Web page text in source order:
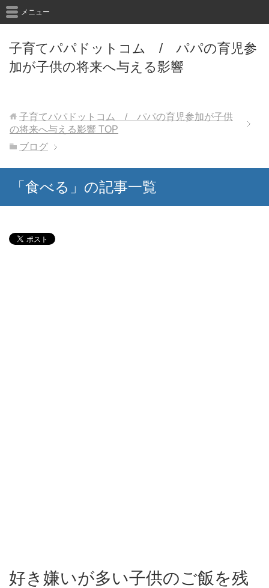
子育てパパドットコム / パパの育児参
加が子供の将来へ与える影響
メニュー
子育てパパドットコム / パパの育児参加が子供
の将来へ与える影響 TOP
ブログ
「食べる」の記事一覧
好き嫌いが多い子供のご飯を残